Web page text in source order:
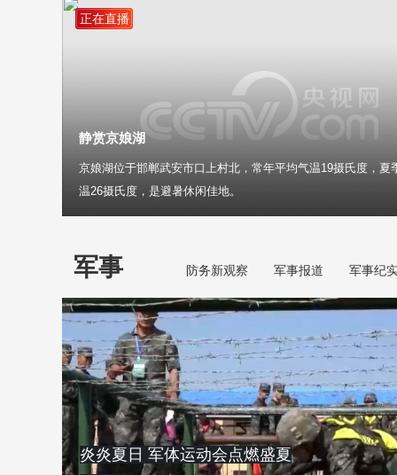
正在直播
静赏京娘湖
京娘湖位于邯郸武安市口上村北，常年平均气温19摄氏度，夏
温26摄氏度，是避暑休闲佳地。
军事 防务新观察 军事报道 军事纪
炎炎夏日 军体运动会点燃盛夏